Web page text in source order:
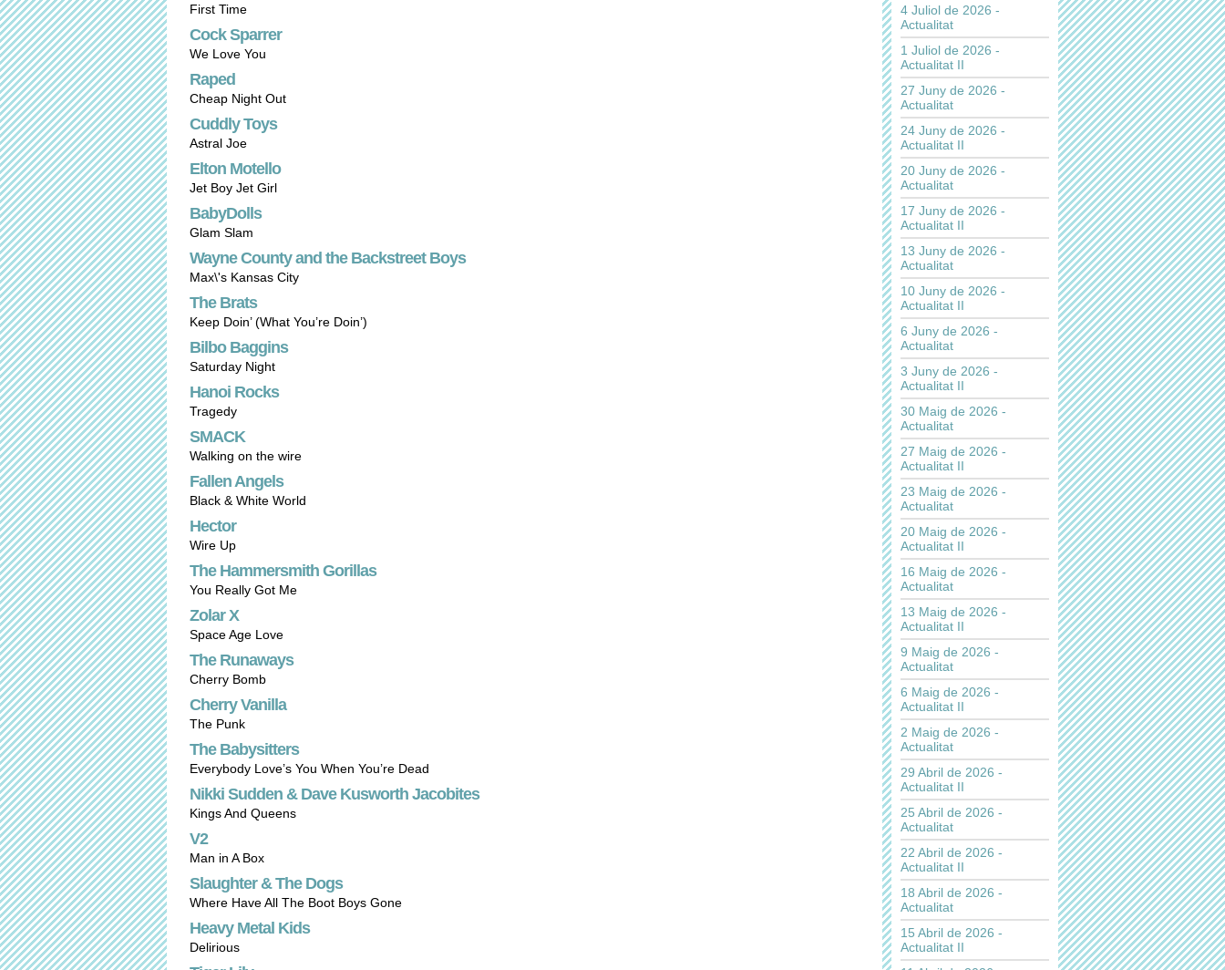
First Time
Cock Sparrer
We Love You
Raped
Cheap Night Out
Cuddly Toys
Astral Joe
Elton Motello
Jet Boy Jet Girl
BabyDolls
Glam Slam
Wayne County and the Backstreet Boys
Max\'s Kansas City
The Brats
Keep Doin’ (What You’re Doin’)
Bilbo Baggins
Saturday Night
Hanoi Rocks
Tragedy
SMACK
Walking on the wire
Fallen Angels
Black & White World
Hector
Wire Up
The Hammersmith Gorillas
You Really Got Me
Zolar X
Space Age Love
The Runaways
Cherry Bomb
Cherry Vanilla
The Punk
The Babysitters
Everybody Love’s You When You’re Dead
Nikki Sudden & Dave Kusworth Jacobites
Kings And Queens
V2
Man in A Box
Slaughter & The Dogs
Where Have All The Boot Boys Gone
Heavy Metal Kids
Delirious
4 Juliol de 2026 -
Actualitat
1 Juliol de 2026 -
Actualitat II
27 Juny de 2026 -
Actualitat
24 Juny de 2026 -
Actualitat II
20 Juny de 2026 -
Actualitat
17 Juny de 2026 -
Actualitat II
13 Juny de 2026 -
Actualitat
10 Juny de 2026 -
Actualitat II
6 Juny de 2026 -
Actualitat
3 Juny de 2026 -
Actualitat II
30 Maig de 2026 -
Actualitat
27 Maig de 2026 -
Actualitat II
23 Maig de 2026 -
Actualitat
20 Maig de 2026 -
Actualitat II
16 Maig de 2026 -
Actualitat
13 Maig de 2026 -
Actualitat II
9 Maig de 2026 -
Actualitat
6 Maig de 2026 -
Actualitat II
2 Maig de 2026 -
Actualitat
29 Abril de 2026 -
Actualitat II
25 Abril de 2026 -
Actualitat
22 Abril de 2026 -
Actualitat II
18 Abril de 2026 -
Actualitat
15 Abril de 2026 -
Actualitat II